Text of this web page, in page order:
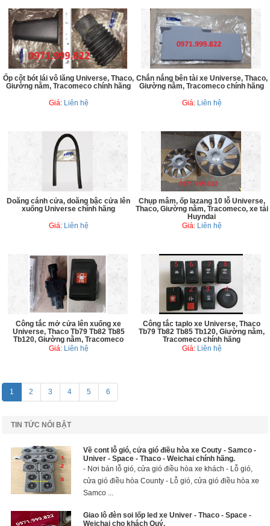
Ốp cột bót lái vô lăng Universe, Thaco,
Giường nằm, Tracomeco chính hãng
Giá: Liên hệ
Chắn nắng bên tài xe Universe, Thaco,
Giường nằm, Tracomeco chính hãng
Giá: Liên hệ
Doăng cánh cửa, doăng bậc cửa lên
xuống Universe chính hãng
Giá: Liên hệ
Chụp mâm, ốp lazang 10 lỗ Universe,
Thaco, Giường nằm, Tracomeco, xe tải
Huyndai
Giá: Liên hệ
Công tắc mở cửa lên xuống xe
Universe, Thaco Tb79 Tb82 Tb85
Tb120, Giường nằm, Tracomeco
Giá: Liên hệ
Công tắc taplo xe Universe, Thaco
Tb79 Tb82 Tb85 Tb120, Giường nằm,
Tracomeco chính hãng
Giá: Liên hệ
1 2 3 4 5 6
TIN TỨC NỔI BẬT
Về cont lỗ gió, cửa gió điều hòa xe Couty - Samco -
Univer - Space - Thaco - Weichai chính hãng.
- Nơi bán lỗ gió, cửa gió điều hòa xe khách - Lỗ gió,
cửa gió điều hòa County - Lỗ gió, cửa gió điều hòa xe
Samco ...
Giao lô đèn soi lốp led xe Univer - Thaco - Space -
Weichai cho khách Quý.